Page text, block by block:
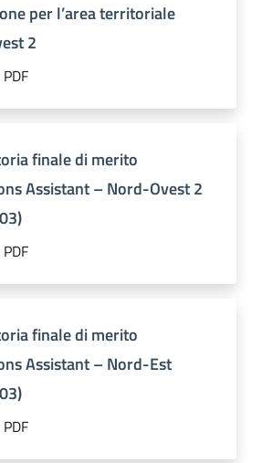
per l’area territoriale
2
finale di merito
Assistant – Nord-Ovest 2
finale di merito
Assistant – Nord-Est